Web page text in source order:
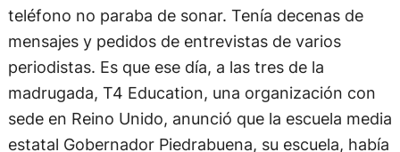
teléfono no paraba de sonar. Tenía decenas de
mensajes y pedidos de entrevistas de varios
periodistas. Es que ese día, a las tres de la
madrugada, T4 Education, una organización con
sede en Reino Unido, anunció que la escuela media
estatal Gobernador Piedrabuena, su escuela, había